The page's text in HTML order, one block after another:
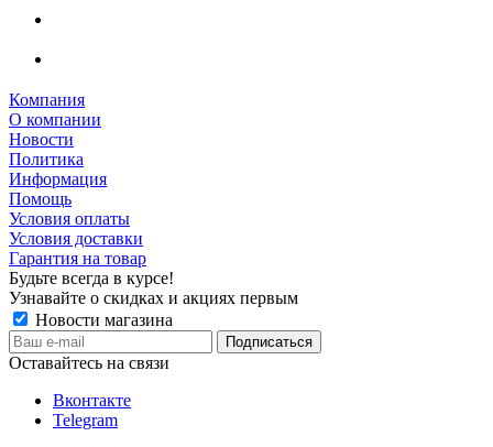
Компания
О компании
Новости
Политика
Информация
Помощь
Условия оплаты
Условия доставки
Гарантия на товар
Будьте всегда в курсе!
Узнавайте о скидках и акциях первым
Новости магазина
Оставайтесь на связи
Вконтакте
Telegram